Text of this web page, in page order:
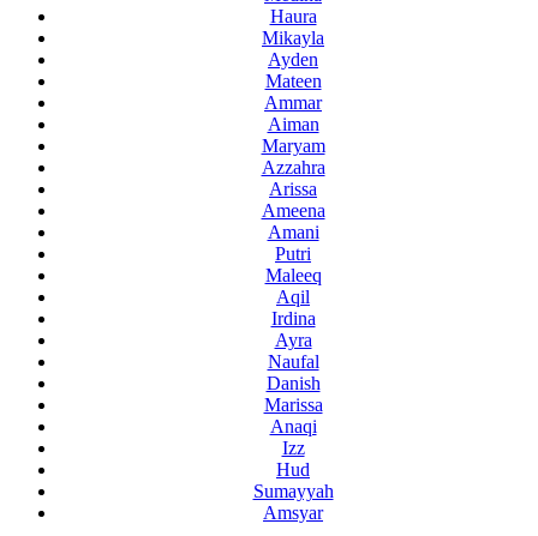
Haura
Mikayla
Ayden
Mateen
Ammar
Aiman
Maryam
Azzahra
Arissa
Ameena
Amani
Putri
Maleeq
Aqil
Irdina
Ayra
Naufal
Danish
Marissa
Anaqi
Izz
Hud
Sumayyah
Amsyar